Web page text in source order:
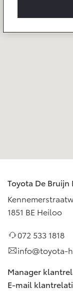
Schade &
Toyota
10 jaar Toyota
Connected
MyToyota login
Abonnementen
Multimedia
Connected check
Navigatie
Toyota De Bruijn
1851 BE Heiloo
072 533 1818
info@toyota-
Manager
E-mail